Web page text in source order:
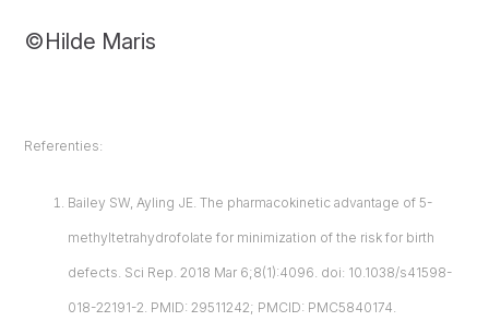
©Hilde Maris
Referenties:
Bailey SW, Ayling JE. The pharmacokinetic advantage of 5-
methyltetrahydrofolate for minimization of the risk for birth
defects. Sci Rep. 2018 Mar 6;8(1):4096. doi: 10.1038/s41598-
018-22191-2. PMID: 29511242; PMCID: PMC5840174.